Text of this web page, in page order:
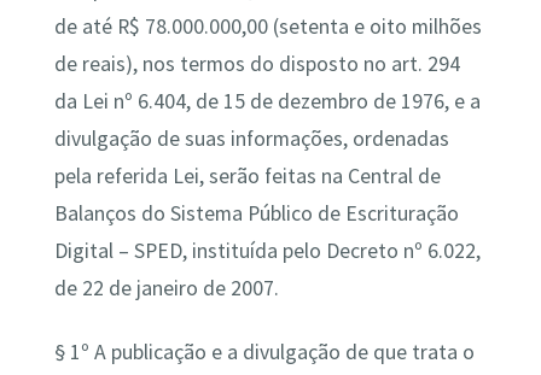
de até R$ 78.000.000,00 (setenta e oito milhões
de reais), nos termos do disposto no art. 294
da Lei nº 6.404, de 15 de dezembro de 1976, e a
divulgação de suas informações, ordenadas
pela referida Lei, serão feitas na Central de
Balanços do Sistema Público de Escrituração
Digital – SPED, instituída pelo Decreto nº 6.022,
de 22 de janeiro de 2007.
§ 1º A publicação e a divulgação de que trata o